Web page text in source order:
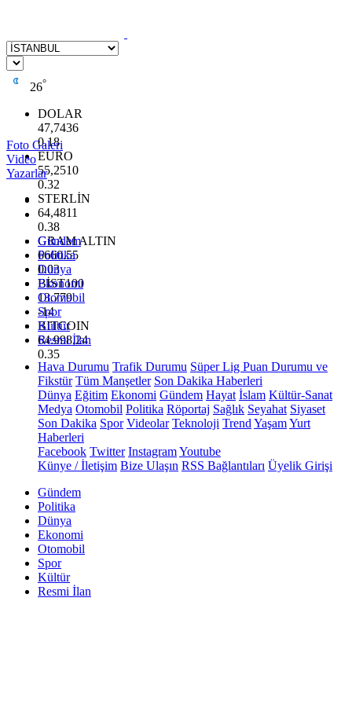
26°
DOLAR
47,7436
0.18
EURO
55,2510
0.32
STERLİN
64,4811
0.38
GRAM ALTIN
6660.55
0.03
BİST100
13.779
-14
BITCOIN
64.998,24
0.35
Foto Galeri
Video
Yazarlar
Gündem
Politika
Dünya
Ekonomi
Otomobil
Spor
Kültür
Resmi İlan
Hava Durumu Trafik Durumu Süper Lig Puan Durumu ve
Fikstür Tüm Manşetler Son Dakika Haberleri
Dünya Eğitim Ekonomi Gündem Hayat İslam Kültür-Sanat
Medya Otomobil Politika Röportaj Sağlık Seyahat Siyaset
Son Dakika Spor Videolar Teknoloji Trend YaşamYurt
Haberleri
Facebook Twitter InstagramYoutube
Künye / İletişim Bize Ulaşın RSS Bağlantıları Üyelik Girişi
Gündem
Politika
Dünya
Ekonomi
Otomobil
Spor
Kültür
Resmi İlan